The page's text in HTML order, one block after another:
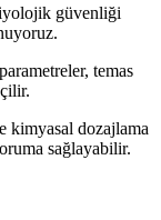
güvenliği
temas
kimyasal dozajlama
sağlayabilir.